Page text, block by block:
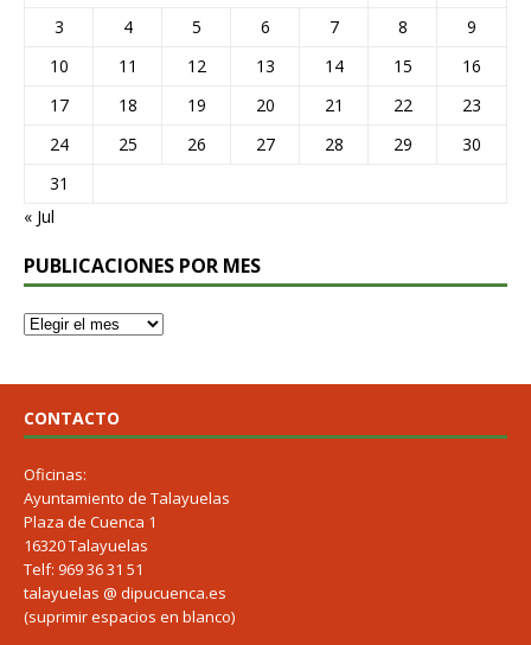
3
4 5 6 7 8
9
10
11 12 13 14 15
16
17
18 19 20 21 22
23
24
25 26 27 28 29
30
31
« Jul
PUBLICACIONES POR MES
CONTACTO
Oficinas:
Ayuntamiento de Talayuelas
Plaza de Cuenca 1
16320 Talayuelas
Telf: 969 36 31 51
talayuelas @ dipucuenca.es
(suprimir espacios en blanco)